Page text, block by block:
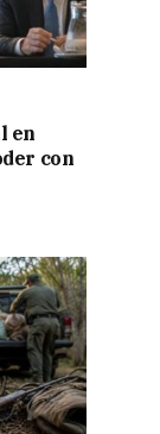
en
con